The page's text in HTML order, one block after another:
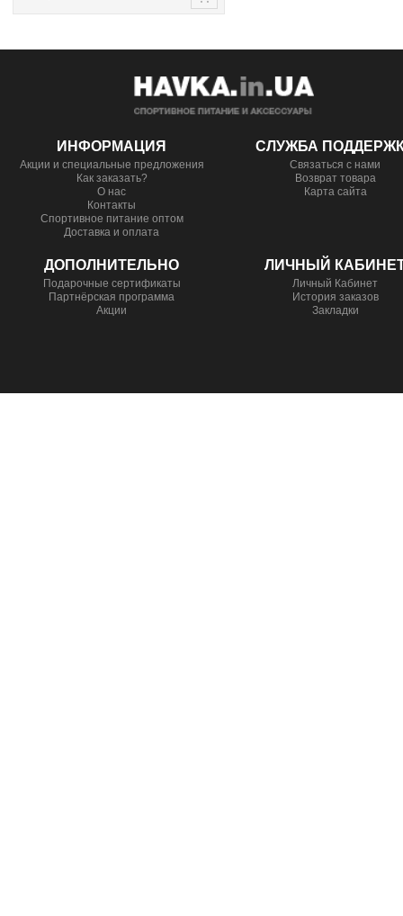
ИНФОРМАЦИЯ
Акции и специальные предложения
Как заказать?
О нас
Контакты
Спортивное питание оптом
Доставка и оплата
СЛУЖБА
Связаться с нами
Возврат товара
Карта сайта
ДОПОЛНИТЕЛЬНО
Подарочные сертификаты
Партнёрская программа
Акции
ЛИЧНЫЙ
Личный Кабинет
История заказов
Закладки